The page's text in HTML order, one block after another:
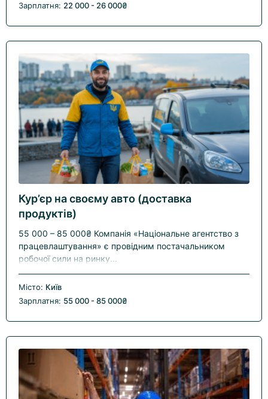
Зарплатня: 22 000 - 26 000₴
Кур’єр на своєму авто (доставка
продуктів)
55 000 – 85 000₴ Компанія «Національне агентство з
працевлаштування» є провідним постачальником
робочої сили на ринку...
Місто: Київ
Зарплатня: 55 000 - 85 000₴